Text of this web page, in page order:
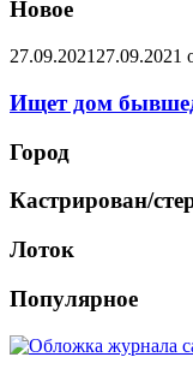
Новое
27.09.2021 27.09.2021
Ищет дом
Город
Кастрирован/
Лоток
Популярное